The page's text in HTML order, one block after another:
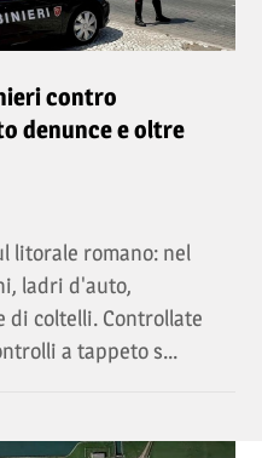
contro
denunce e oltre
litorale romano: nel
ladri d'auto,
di coltelli. Controllate
a tappeto s...